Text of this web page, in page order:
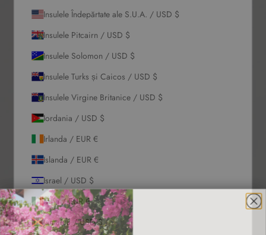
Insulele Îndepărtate ale S.U.A. / USD $
Insulele Pitcairn / USD $
Insulele Solomon / USD $
Insulele Turks și Caicos / USD $
Insulele Virgine Britanice / USD $
Iordania / USD $
Irlanda / EUR €
Islanda / EUR €
Israel / USD $
Italia / EUR €
Jamaica / USD $